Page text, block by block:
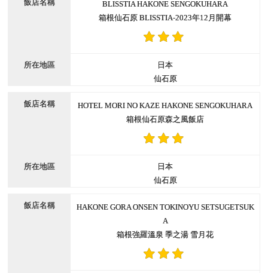
BLISSTIA HAKONE SENGOKUHARA
箱根仙石原 BLISSTIA-2023年12月開幕
日本
仙石原
HOTEL MORI NO KAZE HAKONE SENGOKUHARA
箱根仙石原森之風飯店
日本
仙石原
HAKONE GORA ONSEN TOKINOYU SETSUGETSUK
A
箱根強羅溫泉 季之湯 雪月花